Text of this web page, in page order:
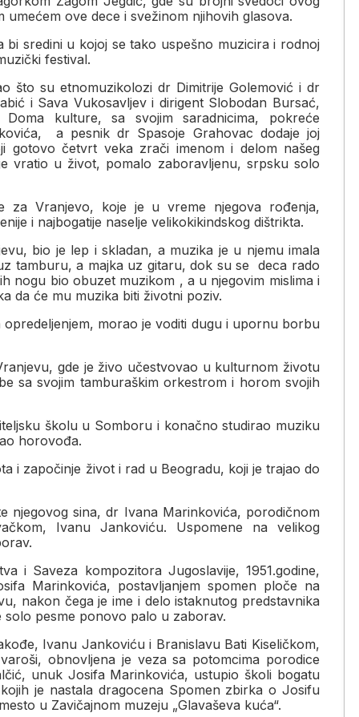
umećem ove dece i svežinom njihovih glasova.
bi sredini u kojoj se tako uspešno muzicira i rodnoj
festival.
što su etnomuzikolozi dr Dimitrije Golemović i dr
i Sava Vukosavlјev i dirigent Slobodan Bursać,
kulture, sa svojim saradnicima, pokreće
a pesnik dr Spasoje Grahovac dodaje joj
gotovo četvrt veka zrači imenom i delom našeg
vratio u život, pomalo zaboravlјenu, srpsku solo
Vranjevo, koje je u vreme njegova rođenja,
i najbogatije naselјe velikokikindskog dištrikta.
bio je lep i skladan, a muzika je u njemu imala
tamburu, a majka uz gitaru, dok su se deca rado
nogu bio obuzet muzikom , a u njegovim mislima i
da će mu muzika biti životni poziv.
morao je voditi dugu i upornu borbu
gde je živo učestvovao u kulturnom životu
sa svojim tamburaškim orkestrom i horom svojih
školu u Somboru i konačno studirao muziku
horovođa.
i započinje život i rad u Beogradu, koji je trajao do
njegovog sina, dr Ivana Marinkovića, porodičnom
Ivanu Jankoviću. Uspomene na velikog
i Saveza kompozitora Jugoslavije, 1951.godine,
Marinkovića, postavlјanjem spomen ploče na
nakon čega je ime i delo istaknutog predstavnika
pesme ponovo palo u zaborav.
Ivanu Jankoviću i Branislavu Bati Kiseličkom,
obnovlјena je veza sa potomcima porodice
unuk Josifa Marinkovića, ustupio školi bogatu
je nastala dragocena Spomen zbirka o Josifu
u Zavičajnom muzeju „Glavaševa kuća“.